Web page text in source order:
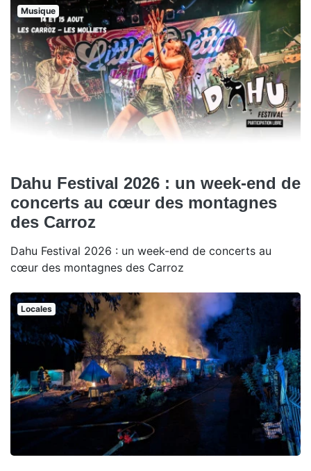
Musique
Dahu Festival 2026 : un week-end de
concerts au cœur des montagnes
des Carroz
Dahu Festival 2026 : un week-end de concerts au
cœur des montagnes des Carroz
Locales